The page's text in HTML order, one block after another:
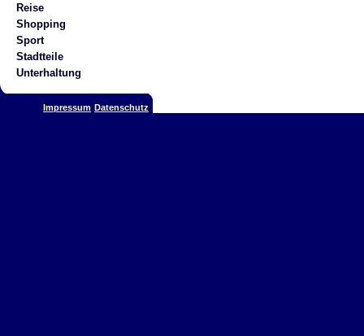
Reise
Shopping
Sport
Stadtteile
Unterhaltung
Impressum Datenschutz